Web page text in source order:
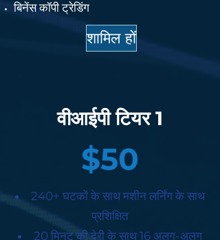
बिनेंस कॉपी ट्रेडिंग
शामिल हों
वीआईपी टियर 1
$50
240+ घटकों के साथ मशीन लर्निंग के साथ
प्रशिक्षित
20 मिनट की देरी के साथ 16 अलग-अलग